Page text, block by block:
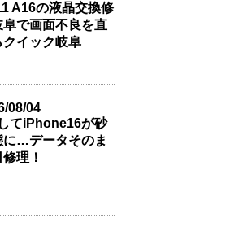
A16の液晶交換修
阜で画面不良を直
クイック岐阜
08/04
てiPhone16が砂
に…データそのま
理！